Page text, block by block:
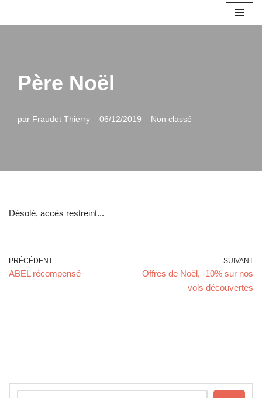
Père Noël
par Fraudet Thierry 06/12/2019 Non classé
Désolé, accès restreint...
PRÉCÉDENT
ABEL récompensé
SUIVANT
Offres de Noël, -10% sur nos
vols découvertes